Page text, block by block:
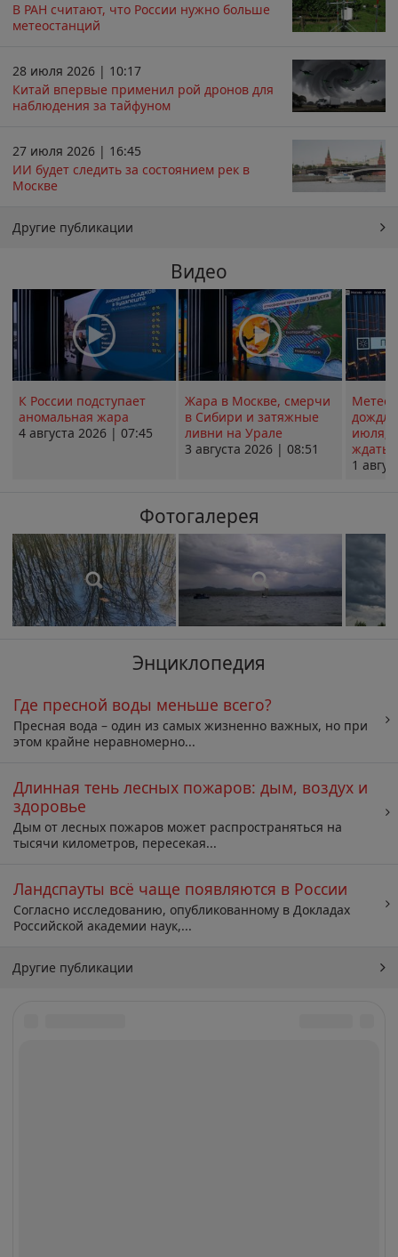
В РАН считают, что России нужно больше
метеостанций
28 июля 2026 | 10:17
Китай впервые применил рой дронов для
наблюдения за тайфуном
27 июля 2026 | 16:45
ИИ будет следить за состоянием рек в
Москве
Другие публикации
Видео
К России подступает
аномальная жара
4 августа 2026 | 07:45
Жара в Москве, смерчи
в Сибири и затяжные
ливни на Урале
3 августа 2026 | 08:51
июля;
ждать
1
Фотогалерея
Энциклопедия
Где пресной воды меньше всего?
Пресная вода – один из самых жизненно важных, но при
этом крайне неравномерно...
Длинная тень лесных пожаров: дым, воздух и
здоровье
Дым от лесных пожаров может распространяться на
тысячи километров, пересекая...
Ландспауты всё чаще появляются в России
Согласно исследованию, опубликованному в Докладах
Российской академии наук,...
Другие публикации